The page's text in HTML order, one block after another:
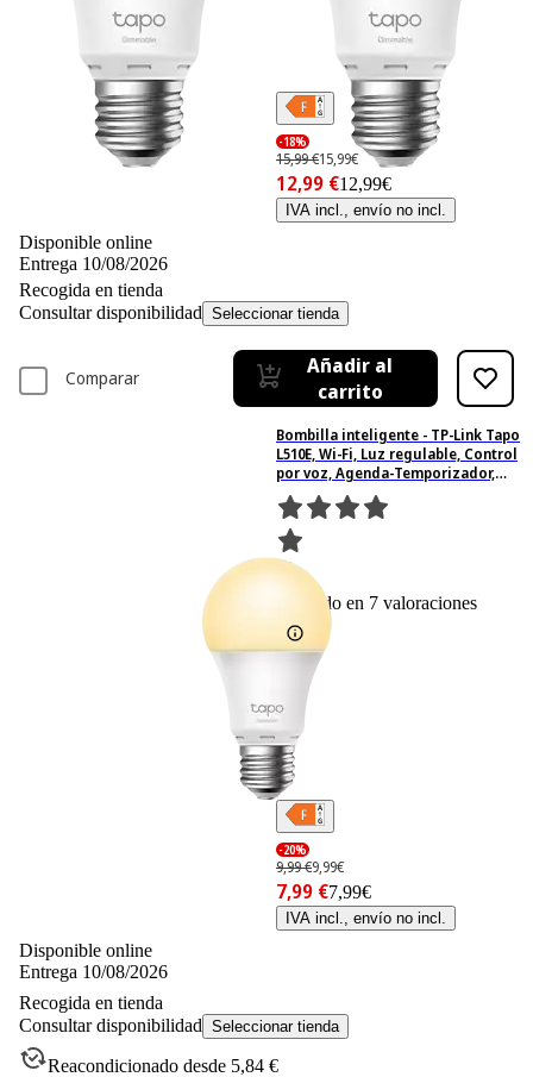
-18%
15,99 €15,99€
12,99 €12,99€
IVA incl., envío no incl.
Disponible online
Entrega 10/08/2026
Recogida en tienda
Consultar disponibilidad Seleccionar tienda
Comparar
Añadir al
carrito
Bombilla inteligente - TP-Link Tapo
L510E, Wi-Fi, Luz regulable, Control
por voz, Agenda-Temporizador,
Blanco
Basado en 7 valoraciones
-20%
9,99 €9,99€
7,99 €7,99€
IVA incl., envío no incl.
Disponible online
Entrega 10/08/2026
Recogida en tienda
Consultar disponibilidad Seleccionar tienda
Reacondicionado desde 5,84 €